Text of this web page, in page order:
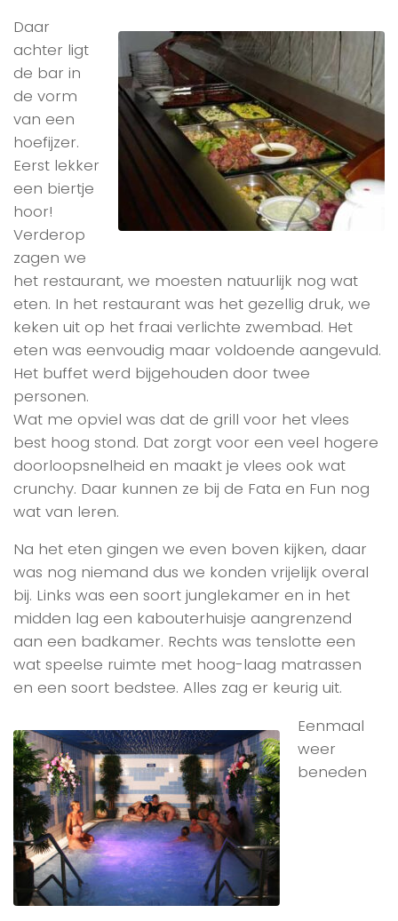
Daar
achter ligt
de bar in
de vorm
van een
hoefijzer.
Eerst lekker
een biertje
hoor!
Verderop
zagen we
het restaurant, we moesten natuurlijk nog wat
eten. In het restaurant was het gezellig druk, we
keken uit op het fraai verlichte zwembad. Het
eten was eenvoudig maar voldoende aangevuld.
Het buffet werd bijgehouden door twee
personen.
Wat me opviel was dat de grill voor het vlees
best hoog stond. Dat zorgt voor een veel hogere
doorloopsnelheid en maakt je vlees ook wat
crunchy. Daar kunnen ze bij de Fata en Fun nog
wat van leren.
Na het eten gingen we even boven kijken, daar
was nog niemand dus we konden vrijelijk overal
bij. Links was een soort junglekamer en in het
midden lag een kabouterhuisje aangrenzend
aan een badkamer. Rechts was tenslotte een
wat speelse ruimte met hoog-laag matrassen
en een soort bedstee. Alles zag er keurig uit.
Eenmaal
weer
beneden